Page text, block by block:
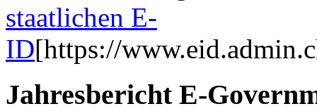
staatlichen E-
ID[https://
Jahresbericht E-